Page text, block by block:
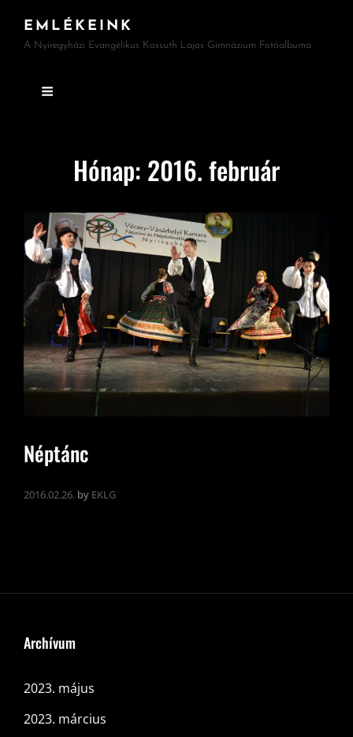
EMLÉKEINK
A Nyíregyházi Evangélikus Kossuth Lajos Gimnázium Fotóalbuma
Hónap: 2016. február
Néptánc
2016.02.26. by EKLG
Archívum
2023. május
2023. március